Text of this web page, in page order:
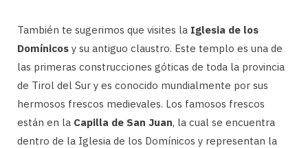
También te sugerimos que visites la Iglesia de los
Domínicos y su antiguo claustro. Este templo es una de
las primeras construcciones góticas de toda la provincia
de Tirol del Sur y es conocido mundialmente por sus
hermosos frescos medievales. Los famosos frescos
están en la Capilla de San Juan, la cual se encuentra
dentro de la Iglesia de los Domínicos y representan la